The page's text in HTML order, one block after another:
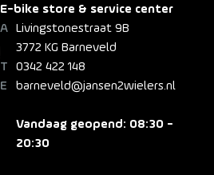
E-bike store & service center
Livingstonestraat 9B
3772 KG Barneveld
0342 422 148
barneveld@jansen2wielers.nl
Vandaag geopend: 08:30 -
20:30